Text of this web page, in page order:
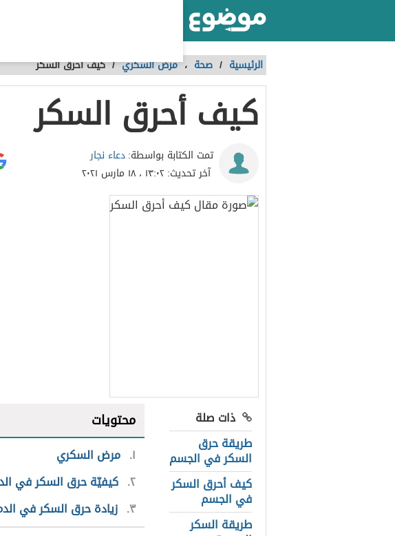
الرئيسية / صحة ،مرض السكري /كيف أحرق السكر
كيف أحرق السكر
تمت الكتابة بواسطة:دعاء نجار
آخر تحديث:١٣:٠٢ ، ١٨ مارس ٢٠٢١
ذات صلة
طريقة حرق
السكر في الجسم
كيف أحرق السكر
في الجسم
طريقة السكر
محتويات
١ مرض السكري
٢ كيفيّة حرق السكر في
٣ زيادة حرق السكر في